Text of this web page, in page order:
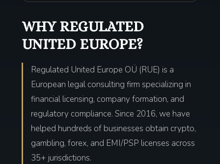
WHY REGULATED
UNITED EUROPE?
Regulated United Europe OÜ (RUE) is a
European legal consulting firm specializing in
financial licensing, company formation, and
regulatory compliance. Since 2016, we have
helped hundreds of businesses obtain crypto,
gambling, forex, and EMI/PSP licenses across
35+ jurisdictions.